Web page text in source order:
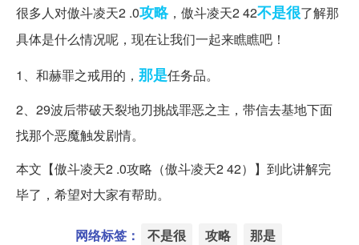
很多人对傲斗凌天2 .0攻略 ，傲斗凌天2 42不是很了解那
具体是什么情况呢，现在让我们一起来瞧瞧吧！
1、和赫罪之戒用的， 那是任务品。
2、29波后带破天裂地刃挑战罪恶之主，带信去基地下面
找那个恶魔触发剧情。
本文【傲斗凌天2 .0攻略（傲斗凌天2 42）】到此讲解完
毕了，希望对大家有帮助。
网络标签： 不是很 攻略 那是